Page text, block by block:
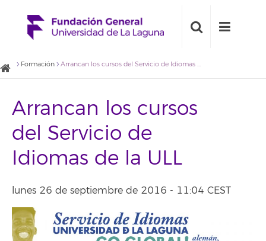
Formación Arrancan los cursos del Servicio de Idiomas de la ULL
Arrancan los cursos
del Servicio de
Idiomas de la ULL
lunes 26 de septiembre de 2016 - 11:04 CEST